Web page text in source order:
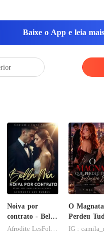
Baixe o App e leia mais
Noiva por
contrato - Bella
Mia
O
Perdeu
Inclusive